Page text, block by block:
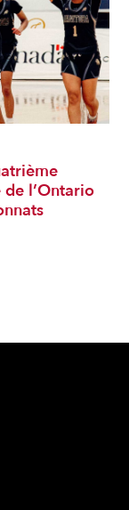
l’Ontario